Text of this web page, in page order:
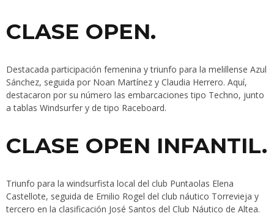
CLASE OPEN.
Destacada participación femenina y triunfo para la melillense Azul
Sánchez, seguida por Noan Martínez y Claudia Herrero. Aquí,
destacaron por su número las embarcaciones tipo Techno, junto
a tablas Windsurfer y de tipo Raceboard.
CLASE OPEN INFANTIL.
Triunfo para la windsurfista local del club Puntaolas Elena
Castellote, seguida de Emilio Rogel del club náutico Torrevieja y
tercero en la clasificación José Santos del Club Náutico de Altea.